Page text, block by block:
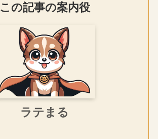
この記事の案内役
ラテまる